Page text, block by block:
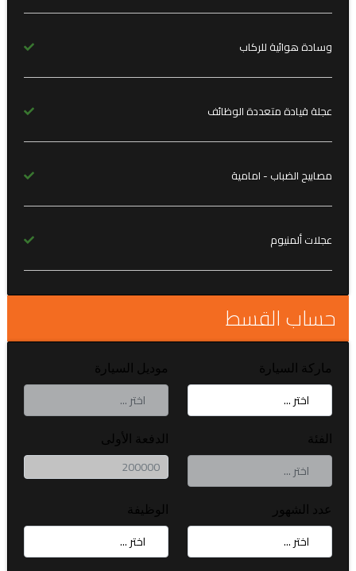
وسادة هوائية للركاب
عجلة قيادة متعددة الوظائف
مصابيح الضباب - امامية
عجلات ألمنيوم
حساب القسط
ماركة السيارة موديل السيارة
الفئة الدفعة الأولى
عدد الشهور الوظيفة